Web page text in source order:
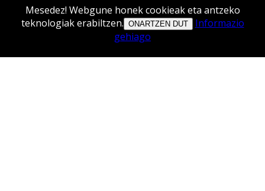
Mesedez! Webgune honek cookieak eta antzeko
teknologiak erabiltzen. ONARTZEN DUT
Informazio
gehiago